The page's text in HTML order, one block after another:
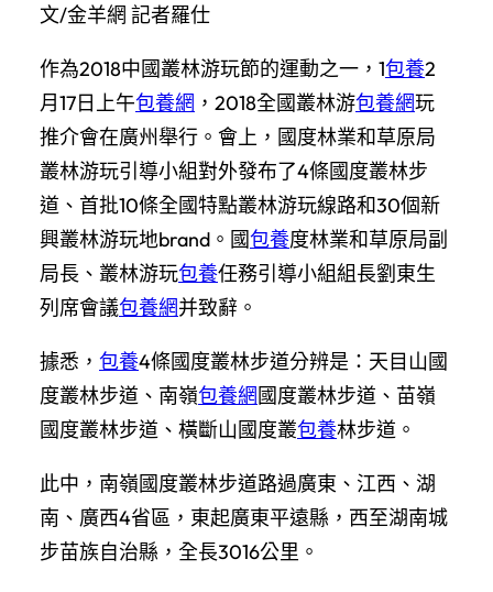
文/金羊網 記者羅仕
作為2018中國叢林游玩節的運動之一，1包養2
月17日上午包養網 ，2018全國叢林游包養網玩
推介會在廣州舉行。會上，國度林業和草原局
叢林游玩引導小組對外發布了4條國度叢林步
道、首批10條全國特點叢林游玩線路和30個新
興叢林游玩地brand。國包養度林業和草原局副
局長、叢林游玩包養任務引導小組組長劉東生
列席會議包養網并致辭。
據悉， 包養4條國度叢林步道分辨是：天目山國
度叢林步道、南嶺包養網國度叢林步道、苗嶺
國度叢林步道、橫斷山國度叢包養林步道。
此中，南嶺國度叢林步道路過廣東、江西、湖
南、廣西4省區，東起廣東平遠縣，西至湖南城
步苗族自治縣，全長3016公里。